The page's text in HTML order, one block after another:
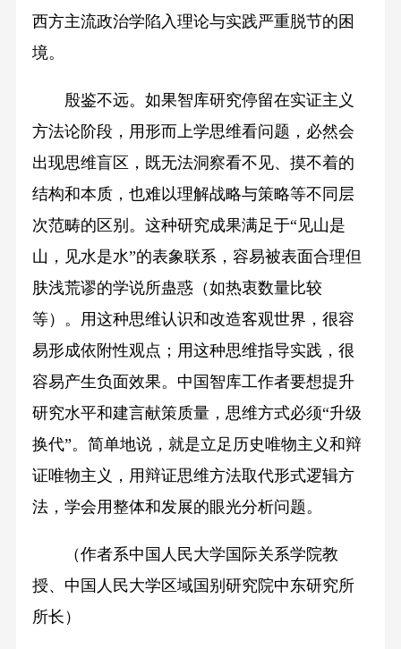
西方主流政治学陷入理论与实践严重脱节的困
境。
殷鉴不远。如果智库研究停留在实证主义
方法论阶段，用形而上学思维看问题，必然会
出现思维盲区，既无法洞察看不见、摸不着的
结构和本质，也难以理解战略与策略等不同层
次范畴的区别。这种研究成果满足于“见山是
山，见水是水”的表象联系，容易被表面合理但
肤浅荒谬的学说所蛊惑（如热衷数量比较
等）。用这种思维认识和改造客观世界，很容
易形成依附性观点；用这种思维指导实践，很
容易产生负面效果。中国智库工作者要想提升
研究水平和建言献策质量，思维方式必须“升级
换代”。简单地说，就是立足历史唯物主义和辩
证唯物主义，用辩证思维方法取代形式逻辑方
法，学会用整体和发展的眼光分析问题。
（作者系中国人民大学国际关系学院教
授、中国人民大学区域国别研究院中东研究所
所长）